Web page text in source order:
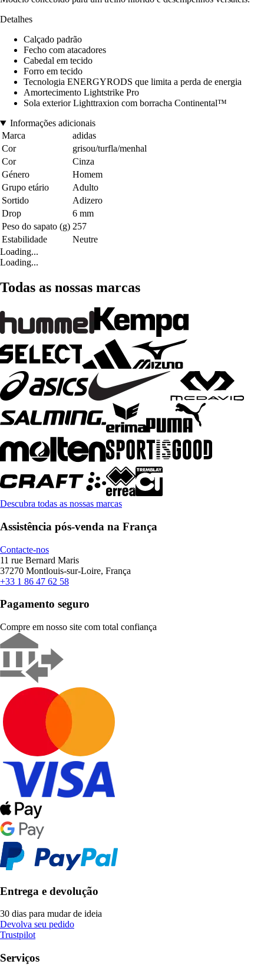
Detalhes
Calçado padrão
Fecho com atacadores
Cabedal em tecido
Forro em tecido
Tecnologia ENERGYRODS que limita a perda de energia
Amortecimento Lightstrike Pro
Sola exterior Lighttraxion com borracha Continental™
Informações adicionais
Marca
adidas
Cor
grisou/turfla/menhal
Cor
Cinza
Género
Homem
Grupo etário
Adulto
Sortido
Adizero
Drop
6 mm
Peso do sapato (g) 257
Estabilidade
Neutre
Loading...
Loading...
Todas as nossas marcas
Descubra todas as nossas marcas
Assistência pós-venda na França
Contacte-nos
11 rue Bernard Maris
37270 Montlouis-sur-Loire, França
+33 1 86 47 62 58
Pagamento seguro
Compre em nosso site com total confiança
Entrega e devolução
30 dias para mudar de ideia
Devolva seu pedido
Trustpilot
Serviços